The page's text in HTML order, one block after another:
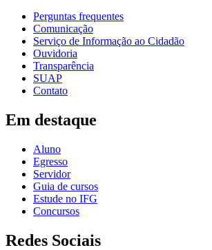
Perguntas frequentes
Comunicação
Serviço de Informação ao Cidadão
Ouvidoria
Transparência
SUAP
Contato
Em destaque
Aluno
Egresso
Servidor
Guia de cursos
Estude no IFG
Concursos
Redes Sociais